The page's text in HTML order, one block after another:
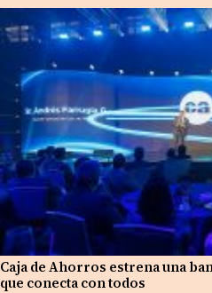
Caja de Ahorros estrena una
que conecta con todos